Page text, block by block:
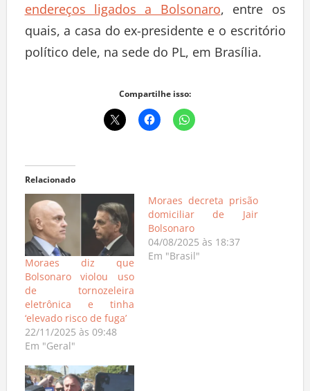
endereços ligados a Bolsonaro, entre os
quais, a casa do ex-presidente e o escritório
político dele, na sede do PL, em Brasília.
Compartilhe isso:
Relacionado
Moraes diz que
Bolsonaro violou uso
de tornozeleira
eletrônica e tinha
‘elevado risco de fuga’
22/11/2025 às 09:48
Em "Geral"
Moraes decreta prisão
domiciliar de Jair
Bolsonaro
04/08/2025 às 18:37
Em "Brasil"